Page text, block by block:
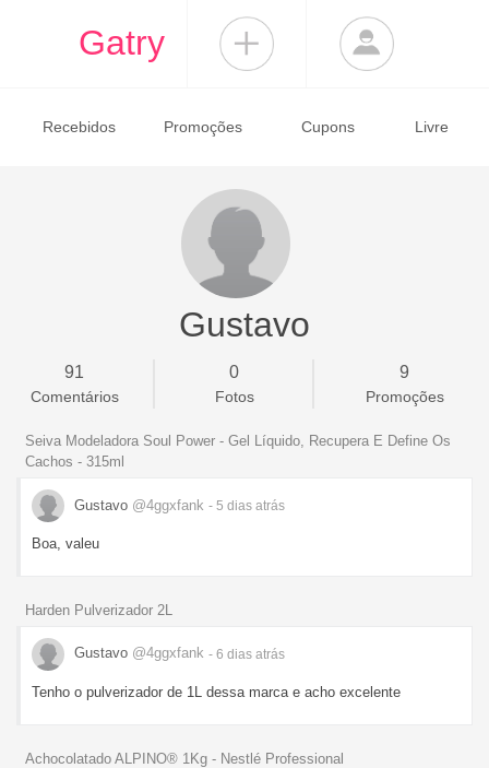
Gatry
Recebidos Promoções Cupons Livre
Gustavo
91
Comentários
0
Fotos
9
Promoções
Seiva Modeladora Soul Power - Gel Líquido, Recupera E Define Os
Cachos - 315ml
Gustavo @4ggxfank - 5 dias atrás
Boa, valeu
Harden Pulverizador 2L
Gustavo @4ggxfank - 6 dias atrás
Tenho o pulverizador de 1L dessa marca e acho excelente
Achocolatado ALPINO® 1Kg - Nestlé Professional